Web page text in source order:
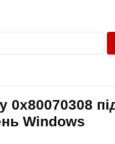
0x80070308
Windows